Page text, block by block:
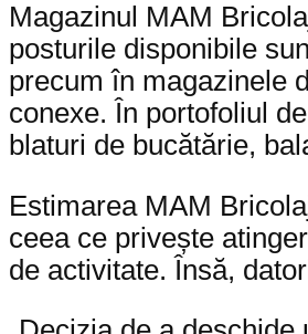
Magazinul MAM
posturile disponibile
precum în magazinele
conexe. În portofoliul
blaturi de bucătărie,
Estimarea MAM
ceea ce privește
de activitate. Însă,